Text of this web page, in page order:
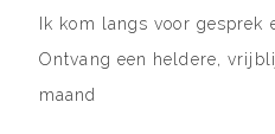
Ik kom langs voor gesprek
Ontvang een heldere,
maand